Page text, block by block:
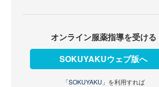
オンライン服薬指導を受ける
SOKUYAKUウェブ版へ
「SOKUYAKU」 を利用すれば